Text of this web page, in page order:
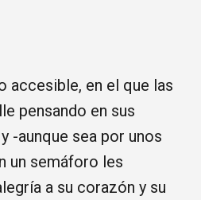
accesible, en el que las
pensando en sus
-aunque sea por unos
un semáforo les
a su corazón y su